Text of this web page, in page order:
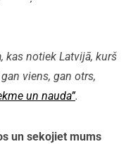
kas notiek Latvijā, kurš
viens, gan otrs,
un nauda”.
un sekojiet mums